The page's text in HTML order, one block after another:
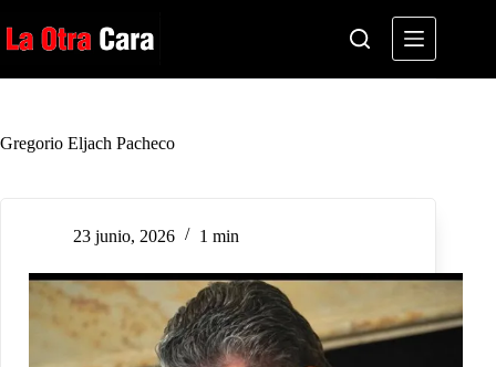
al
contenido
Gregorio Eljach Pacheco
23 junio, 2026 1 min